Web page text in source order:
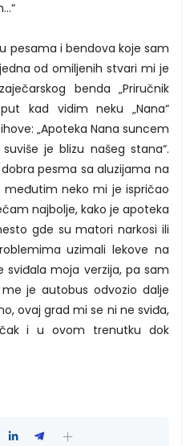
pesama i bendova koje sam
od omiljenih stvari mi je
benda „Priručnik
kad vidim neku „Nana“
„Apoteka Nana suncem
je blizu našeg stana“.
pesma sa aluzijama na
međutim neko mi je ispričao
najbolje, kako je apoteka
gde su matori narkosi ili
uzimali lekove na
sviđala moja verzija, pa sam
je autobus odvozio dalje
ovaj grad mi se ni ne sviđa,
i u ovom trenutku dok